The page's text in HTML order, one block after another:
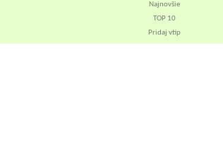
Najnovšie
TOP 10
Pridaj vtip